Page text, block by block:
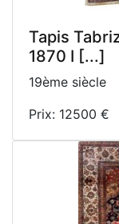
Tapis
1870 I [...]
19ème siècle
Prix: 12500 €